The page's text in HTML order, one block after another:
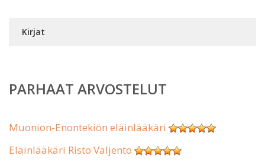
Kirjat
PARHAAT ARVOSTELUT
Muonion-Enontekiön eläinlääkäri
Eläinlääkäri Risto Valjento